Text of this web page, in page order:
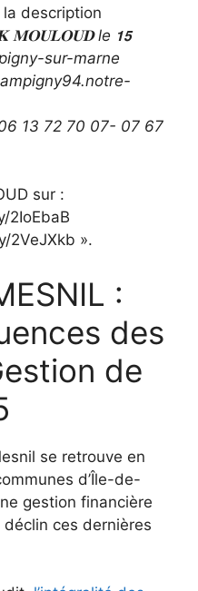
description
𝐌𝐎𝐔𝐋𝐎𝐔𝐃 le 𝟭𝟱
sur-marne
13 72 70 07- 07 67
sur :
2IoEbaB
2VeJXkb ».
:
des
de
se retrouve en
d’Île-de-
gestion financière
ces dernières